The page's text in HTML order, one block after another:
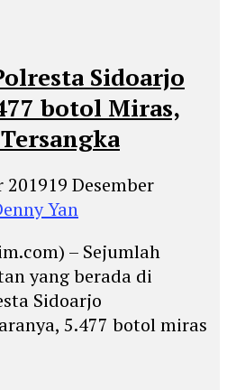
Sidoarjo
botol Miras,
201919 Desember
Yan
– Sejumlah
yang berada di
Sidoarjo
5.477 botol miras